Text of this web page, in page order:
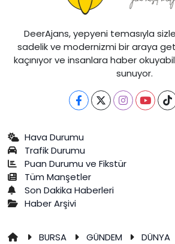
DeerAjans, yepyeni temasıyla
sadelik ve modernizmi bir araya
kaçınıyor ve insanlara haber
sunuyor.
Hava Durumu
Trafik Durumu
Puan Durumu ve Fikstür
Tüm Manşetler
Son Dakika Haberleri
Haber Arşivi
BURSA GÜNDEM DÜNYA